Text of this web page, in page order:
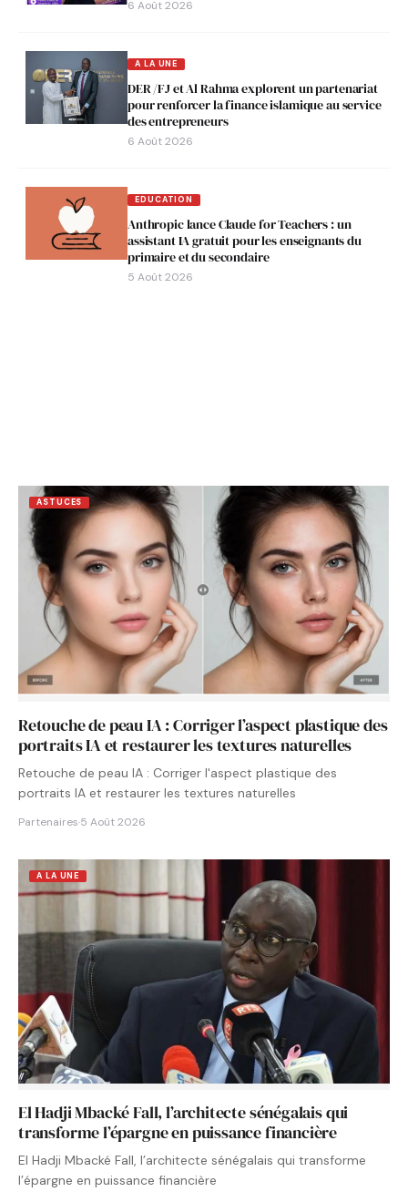
6 Août 2026
A LA UNE
DER /FJ et Al Rahma explorent un partenariat
pour renforcer la finance islamique au service
des entrepreneurs
6 Août 2026
EDUCATION
Anthropic lance Claude for Teachers : un
assistant IA gratuit pour les enseignants du
primaire et du secondaire
5 Août 2026
ASTUCES
Retouche de peau IA : Corriger l’aspect plastique des
portraits IA et restaurer les textures naturelles
Retouche de peau IA : Corriger l'aspect plastique des
portraits IA et restaurer les textures naturelles
Partenaires·5 Août 2026
A LA UNE
El Hadji Mbacké Fall, l’architecte sénégalais qui
transforme l’épargne en puissance financière
El Hadji Mbacké Fall, l’architecte sénégalais qui transforme
l’épargne en puissance financière